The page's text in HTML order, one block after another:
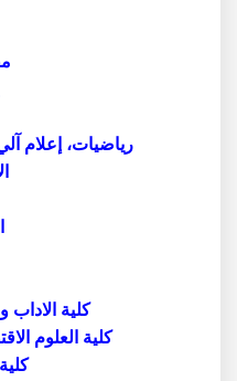
رياضيات، إعلام
- كلية
- كلية العلوم
-